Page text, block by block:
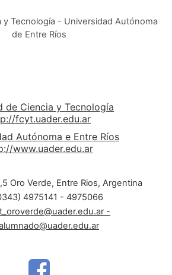
y Tecnología - Universidad Autónoma
de Entre Ríos
de Ciencia y Tecnología
fcyt.uader.edu.ar
Autónoma e Entre Ríos
www.uader.edu.ar
Oro Verde, Entre Rios, Argentina
4975141 - 4975066
-